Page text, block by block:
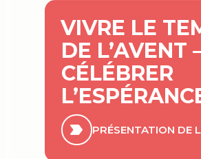
VIVRE LE
DE L’AVENT
CÉLÉBRER
PRÉSENTATION DE